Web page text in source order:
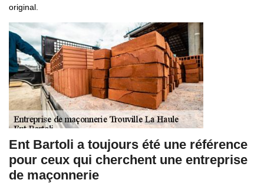
original.
Ent Bartoli a toujours été une référence
pour ceux qui cherchent une entreprise
de maçonnerie